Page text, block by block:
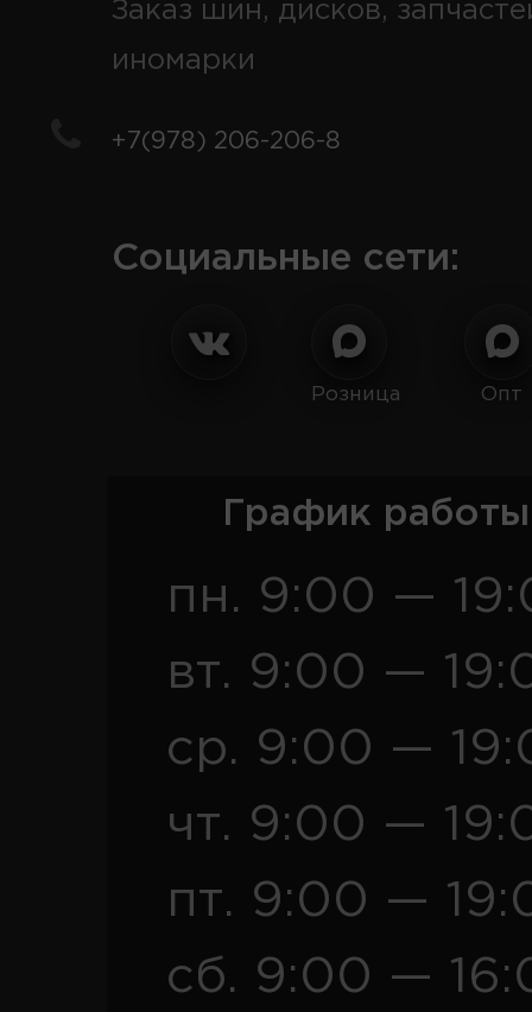
Заказ шин, дисков,
иномарки
+7(978) 206-206-8
Социальные сети:
Розница Опт
График
пн. 9:00 —
вт. 9:00 —
ср. 9:00 —
чт. 9:00 —
пт. 9:00 —
сб. 9:00 —